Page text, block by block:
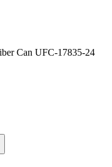
Can UFC-17835-24